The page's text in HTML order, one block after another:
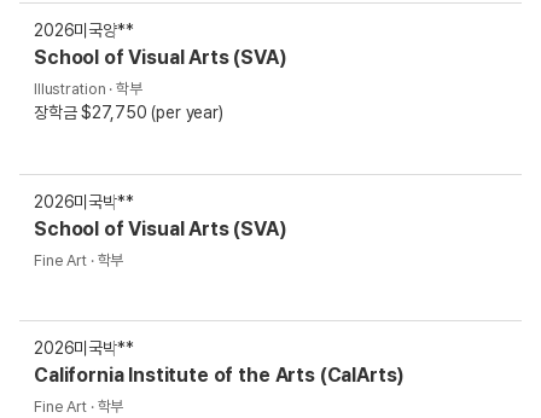
2026미국양**
School of Visual Arts (SVA)
Illustration · 학부
장학금 $27,750 (per year)
2026미국박**
School of Visual Arts (SVA)
Fine Art · 학부
2026미국박**
California Institute of the Arts (CalArts)
Fine Art · 학부